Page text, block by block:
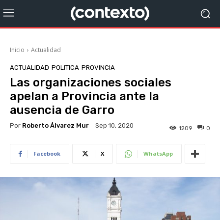
Inicio Actualidad
ACTUALIDAD POLITICA PROVINCIA
Las organizaciones sociales
apelan a Provincia ante la
ausencia de Garro
Por Roberto Álvarez Mur Sep 10, 2020 0
1209
Facebook X WhatsApp